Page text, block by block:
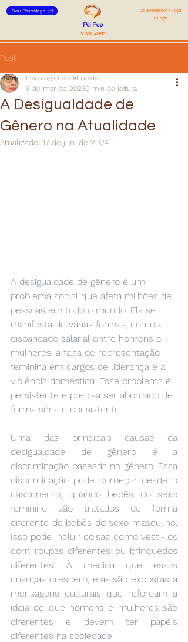
Sou Psicólogo (a)
Já é membro? Faça
o Login
Psi Pop
Viva Zen
Post
A Desigualdade de
Gênero na Atualidade
Psicóloga Laís Almeida
6 de mar. de 20232 min de leitura
Atualizado: 17 de jun. de 2024
A desigualdade de gênero é um
problema social que afeta milhões de
pessoas em todo o mundo. Ela se
manifesta de várias formas, como a
disparidade salarial entre homens e
mulheres, a falta de representação
feminina em cargos de liderança e a
violência doméstica. Esse problema é
persistente e precisa ser abordado de
forma séria e consistente.
Uma das principais causas da
desigualdade de gênero é a
discriminação baseada no gênero. Essa
discriminação pode começar desde o
nascimento, quando bebês do sexo
feminino são tratados de forma
diferente de bebês do sexo masculino.
Isso pode incluir coisas como vesti-los
com roupas diferentes ou brinquedos
diferentes. À medida que essas
crianças crescem, elas são expostas a
mensagens culturais que reforçam a
ideia de que homens e mulheres são
diferentes e devem ter papéis
diferentes na sociedade.